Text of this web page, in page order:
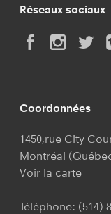
Réseaux sociaux
Coordonnées
1450,rue City
Montréal
Voir la carte
Téléphone: (514)